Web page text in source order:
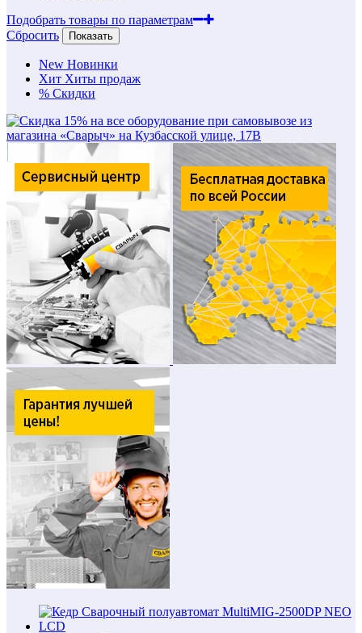
Подобрать товары по параметрам
Сбросить
Показать
New Новинки
Хит Хиты продаж
% Скидки